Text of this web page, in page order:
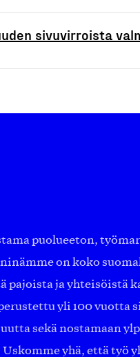
sivuvirroista
puolueeton,
on koko
pajoista ja yhteisöistä
yli 100 vuotta
sekä nostamaan
yhä, että työ